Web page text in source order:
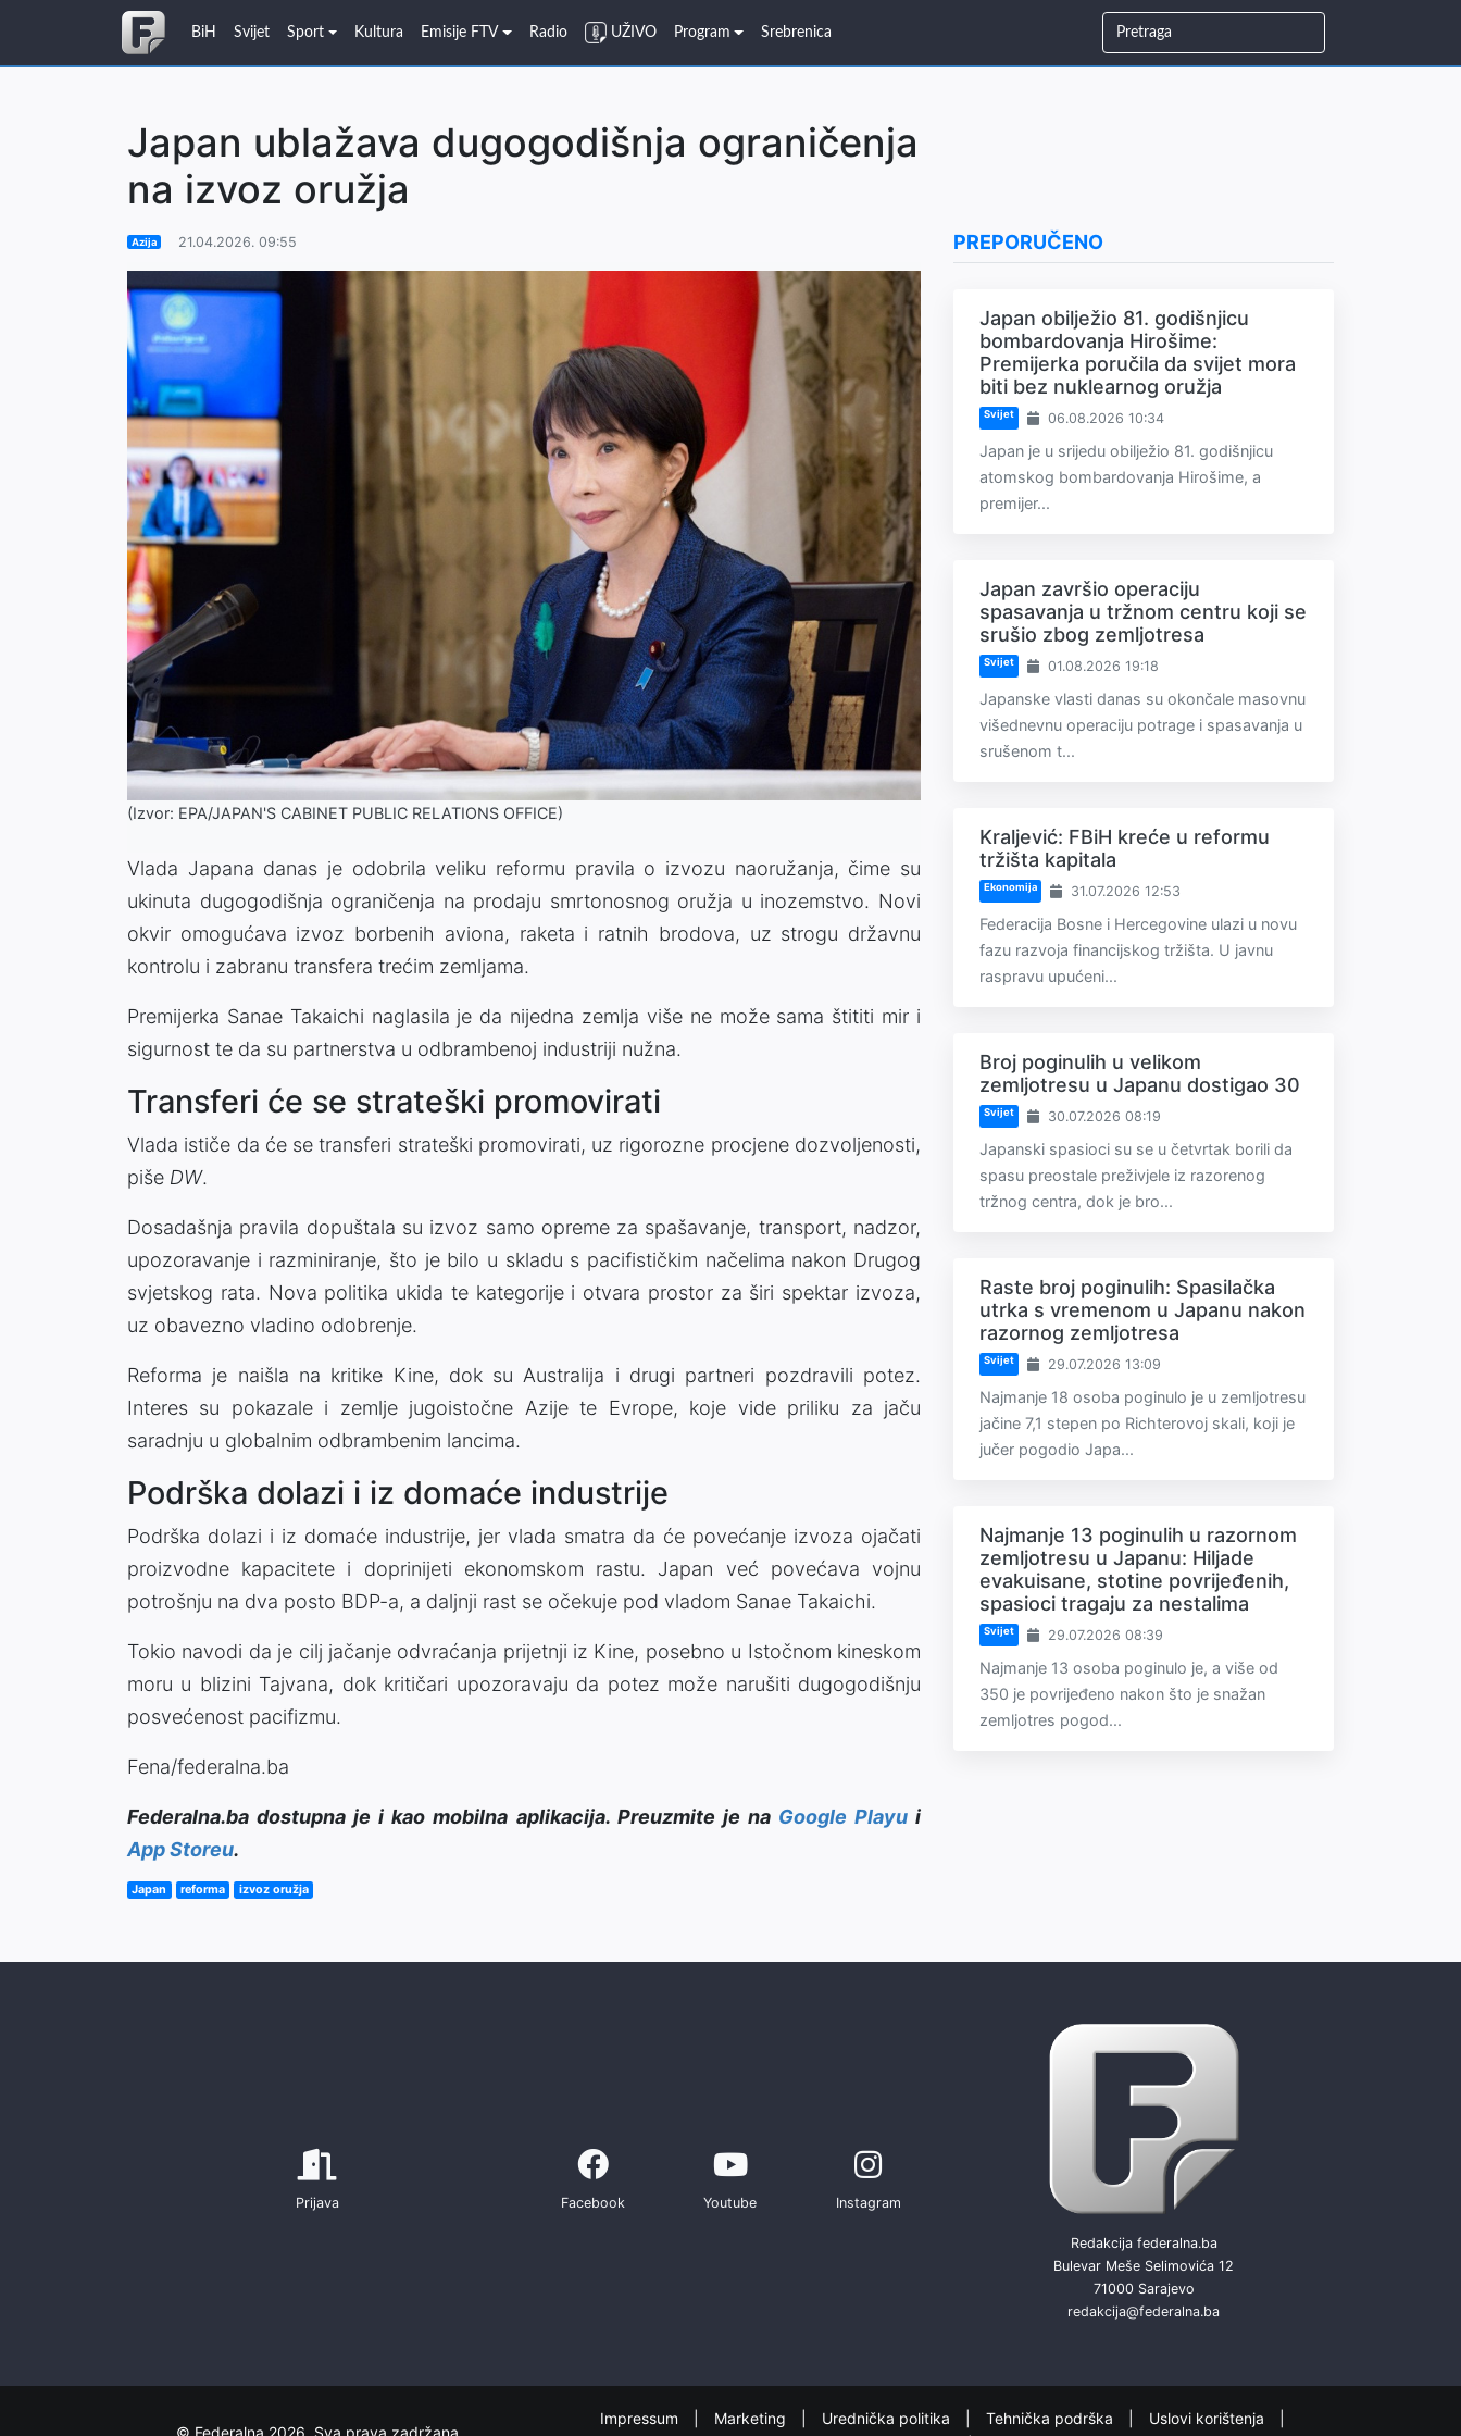
BiH Svijet Sport Kultura Emisije FTV Radio UŽIVO Program Srebrenica
Japan ublažava dugogodišnja ograničenja
na izvoz oružja
Azija 21.04.2026. 09:55
(Izvor: EPA/JAPAN'S CABINET PUBLIC RELATIONS OFFICE)
Vlada Japana danas je odobrila veliku reformu pravila o izvozu naoružanja, čime su
ukinuta dugogodišnja ograničenja na prodaju smrtonosnog oružja u inozemstvo. Novi
okvir omogućava izvoz borbenih aviona, raketa i ratnih brodova, uz strogu državnu
kontrolu i zabranu transfera trećim zemljama.
Premijerka Sanae Takaichi naglasila je da nijedna zemlja više ne može sama štititi mir i
sigurnost te da su partnerstva u odbrambenoj industriji nužna.
Transferi će se strateški promovirati
Vlada ističe da će se transferi strateški promovirati, uz rigorozne procjene dozvoljenosti,
piše DW.
Dosadašnja pravila dopuštala su izvoz samo opreme za spašavanje, transport, nadzor,
upozoravanje i razminiranje, što je bilo u skladu s pacifističkim načelima nakon Drugog
svjetskog rata. Nova politika ukida te kategorije i otvara prostor za širi spektar izvoza,
uz obavezno vladino odobrenje.
Reforma je naišla na kritike Kine, dok su Australija i drugi partneri pozdravili potez.
Interes su pokazale i zemlje jugoistočne Azije te Evrope, koje vide priliku za jaču
saradnju u globalnim odbrambenim lancima.
Podrška dolazi i iz domaće industrije
Podrška dolazi i iz domaće industrije, jer vlada smatra da će povećanje izvoza ojačati
proizvodne kapacitete i doprinijeti ekonomskom rastu. Japan već povećava vojnu
potrošnju na dva posto BDP-a, a daljnji rast se očekuje pod vladom Sanae Takaichi.
Tokio navodi da je cilj jačanje odvraćanja prijetnji iz Kine, posebno u Istočnom kineskom
moru u blizini Tajvana, dok kritičari upozoravaju da potez može narušiti dugogodišnju
posvećenost pacifizmu.
Fena/federalna.ba
Federalna.ba dostupna je i kao mobilna aplikacija. Preuzmite je na Google Playui
App Storeu.
Japan reforma izvoz oružja
PREPORUČENO
Japan obilježio 81. godišnjicu
bombardovanja Hirošime:
Premijerka poručila da svijet mora
biti bez nuklearnog oružja
Svijet 06.08.2026 10:34
Japan je u srijedu obilježio 81. godišnjicu
atomskog bombardovanja Hirošime, a
premijer...
Japan završio operaciju
spasavanja u tržnom centru koji se
srušio zbog zemljotresa
Svijet 01.08.2026 19:18
Japanske vlasti danas su okončale masovnu
višednevnu operaciju potrage i spasavanja u
srušenom t...
Kraljević: FBiH kreće u reformu
tržišta kapitala
Ekonomija 31.07.2026 12:53
Federacija Bosne i Hercegovine ulazi u novu
fazu razvoja financijskog tržišta. U javnu
raspravu upućeni...
Broj poginulih u velikom
zemljotresu u Japanu dostigao 30
Svijet 30.07.2026 08:19
Japanski spasioci su se u četvrtak borili da
spasu preostale preživjele iz razorenog
tržnog centra, dok je bro...
Raste broj poginulih: Spasilačka
utrka s vremenom u Japanu nakon
razornog zemljotresa
Svijet 29.07.2026 13:09
Najmanje 18 osoba poginulo je u zemljotresu
jačine 7,1 stepen po Richterovoj skali, koji je
jučer pogodio Japa...
Najmanje 13 poginulih u razornom
zemljotresu u Japanu: Hiljade
evakuisane, stotine povrijeđenih,
spasioci tragaju za nestalima
Svijet 29.07.2026 08:39
Najmanje 13 osoba poginulo je, a više od
350 je povrijeđeno nakon što je snažan
zemljotres pogod...
Prijava Facebook Youtube Instagram
Redakcija federalna.ba
Bulevar Meše Selimovića 12
71000 Sarajevo
redakcija@federalna.ba
© Federalna 2026. Sva prava zadržana
Impressum Marketing Urednička politika Tehnička podrška
Uslovi korištenja